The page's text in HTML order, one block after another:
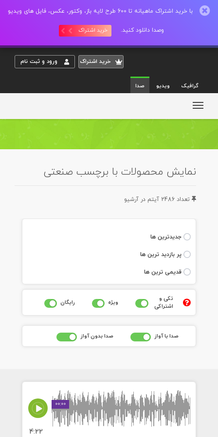
با خرید اشتراک ماهیانه تا 600 طرح لایه باز، وکتور، عکس، فایل های ویدیو
وصدا دانلود کنید. خرید اشتراک
خريد اشتراک ورود و ثبت نام
گرافیک ویدیو صدا
نمایش محصولات با برچسب صنعتی
تعداد 2486 آيتم در آرشيو
جديدترين ها
پر بازديد ترين ها
قديمی ترين ها
تکی و
اشتراکی
ويژه رايگان
صدا با آواز صدا بدون آواز
00:00
4:22